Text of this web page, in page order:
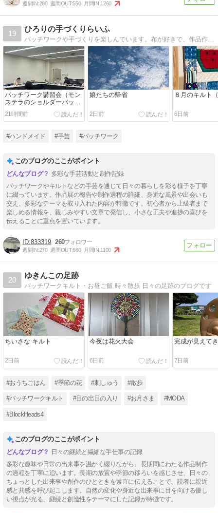
週間IN:280 週間OUT:550 月間IN:1260
19
ひろりの手づくりらいふ
パッチワークや手づくりを楽しんでいます。布が好きで、作品作りの途中経過や日々の事なども綴っています。
パッチワーク講習会（モン
ステラのショルダーバッ
グ）
21時間前
娘たちの帰省
2日前
８月のキルト
6日前
#ハンドメイド #手芸 #パッチワーク
このブログのここがポイント
多彩な手芸活動と制作記録
パッチワークやキルトなどの手芸を通じて日々の暮らしを彩る様子を丁寧
に綴っています。作品展の報告や制作過程の詳細、身近な風景や出会いも
交え、多彩なテーマを取り入れた内容が特徴です。初心者から上級者まで
楽しめる情報を、親しみやすい文章で発信し、小さな工夫や進捗の喜びを
伝えることに重点を置いています。
833319 260
週間IN:270 週間OUT:660 月間IN:1100
20
ゆきんこの足跡
パッチワークキルト・お昼ご飯 時々散歩 日々の足跡のブログです
ちいさな キルト
2日前
今夜は花火大会
6日前
完成が見えて
7日前
#おうちごはん #季節の花 #刺しゅう #散歩
#パッチワークキルト #日の出日の入り #お月さま #MODA
#BlockHeads4
このブログのここがポイント
日々の継続と繊細な手仕事の記録
多彩な趣味や日常の出来事を温かく綴りながら、長期間にわたる作品制作
の過程を丁寧に追います。長期の放置や季節の移ろいを感じさせ、日々の
ちょっとした出来事や創作のひとときを素直に伝えることで、読者に親近
感と共感を呼び起こします。自然の変化や身近な出来事に目を向ける優し
い視点が光る、継続と創造性をテーマにした記録が特徴です。